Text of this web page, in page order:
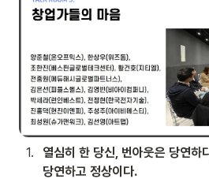
1.
열심히 한 당신, 번아웃은 당연하
당연하고 정상이다.